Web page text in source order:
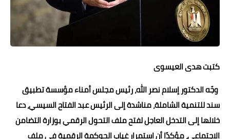
حوادث وقضايا
مقالات
كتبت هدى العيسوى
وجّه الدكتور إسلام نصر الله، رئيس مجلس أمناء مؤسسة تطبيق
سند للتنمية الشاملة، مناشدة إلى الرئيس عبد الفتاح السيسي، دعا
خلالها إلى التدخل العاجل لفتح ملف التحول الرقمي بوزارة التضامن
الاجتماعي، مؤكدًا أن استمرار غياب الحوكمة الرقمية في ملف